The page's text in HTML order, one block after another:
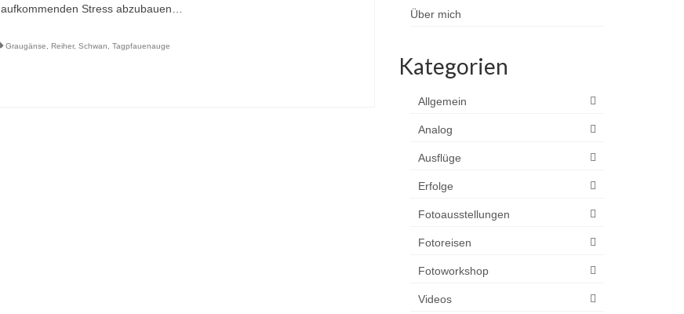
aufkommenden Stress abzubauen…
Graugänse Reiher, Schwan Tagpfauenauge
Über mich
Kategorien
Allgemein
Analog
Ausflüge
Erfolge
Fotoausstellungen
Fotoreisen
Fotoworkshop
Videos